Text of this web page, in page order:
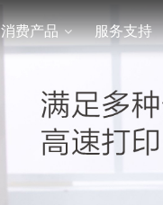
消费产品 服务支持